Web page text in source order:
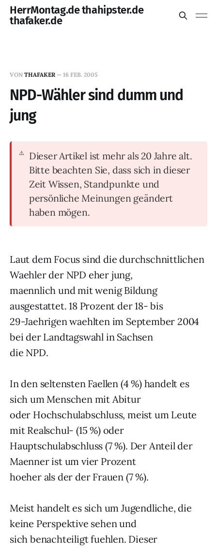
HerrMontag.de thahipster.de
thafaker.de
VON THAFAKER — 16 FEB. 2005
NPD-Wähler sind dumm und
jung
Dieser Artikel ist mehr als 20 Jahre alt.
Bitte beachten Sie, dass sich in dieser
Zeit Wissen, Standpunkte und
persönliche Meinungen geändert
haben mögen.
Laut dem Focus sind die durchschnittlichen
Waehler der NPD eher jung,
maennlich und mit wenig Bildung
ausgestattet. 18 Prozent der 18- bis
29-Jaehrigen waehlten im September 2004
bei der Landtagswahl in Sachsen
die NPD.
In den seltensten Faellen (4 %) handelt es
sich um Menschen mit Abitur
oder Hochschulabschluss, meist um Leute
mit Realschul- (15 %) oder
Hauptschulabschluss (7 %). Der Anteil der
Maenner ist um vier Prozent
hoeher als der der Frauen (7 %).
Meist handelt es sich um Jugendliche, die
keine Perspektive sehen und
sich benachteiligt fuehlen. Dieser